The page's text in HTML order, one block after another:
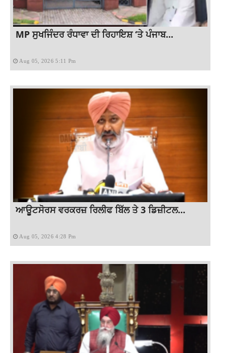
MP ਸੁਖਜਿੰਦਰ ਰੰਧਾਵਾ ਦੀ ਰਿਹਾਇਸ਼ ‘ਤੇ ਪੰਜਾਬ...
Aug 05, 2026 5:11 Pm
ਆਊਟਸੋਰਸ ਵਰਕਰਜ਼ ਰਿਲੀਫ ਬਿੱਲ ਤੇ 3 ਡਿਜ਼ੀਟਲ...
Aug 05, 2026 4:28 Pm